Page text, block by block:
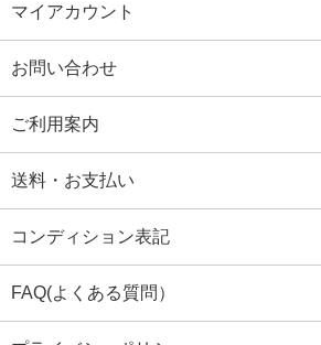
マイアカウント
お問い合わせ
ご利用案内
送料・お支払い
コンディション表記
FAQ(よくある質問）